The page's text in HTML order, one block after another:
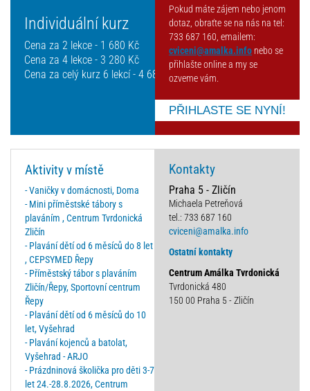
Individuální kurz
Cena za 2 lekce - 1 680 Kč
Cena za 4 lekce - 3 280 Kč
Cena za celý kurz 6 lekcí - 4 680 Kč
Pokud máte zájem nebo jenom
dotaz, obraťte se na nás na tel:
733 687 160, emailem:
cviceni@amalka.info nebo se
přihlašte online a my se
ozveme vám.
PŘIHLASTE SE NYNÍ!
Aktivity v místě
- Vaničky v domácnosti, Doma
- Mini příměstské tábory s
plaváním , Centrum Tvrdonická
Zličín
- Plavání dětí od 6 měsíců do 8 let
, CEPSYMED Řepy
- Příměstský tábor s plaváním
Zličín/Řepy, Sportovní centrum
Řepy
- Plavání dětí od 6 měsíců do 10
let, Vyšehrad
- Plavání kojenců a batolat,
Vyšehrad - ARJO
- Prázdninová školička pro děti 3-7
let 24.-28.8.2026, Centrum
Kontakty
Praha 5 - Zličín
Michaela Petreňová
tel.: 733 687 160
cviceni@amalka.info
Ostatní kontakty
Centrum Amálka Tvrdonická
Tvrdonická 480
150 00 Praha 5 - Zličín